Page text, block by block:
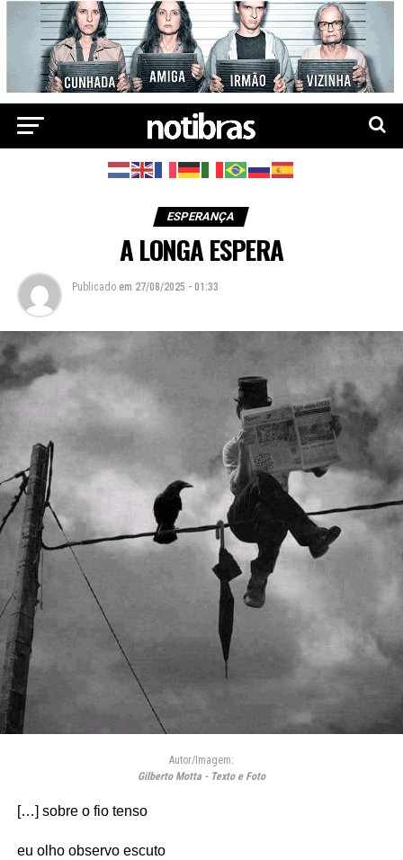
ESPERANÇA
A LONGA ESPERA
Publicado em 27/08/2025 - 01:33
Autor/Imagem:
Gilberto Motta - Texto e Foto
[…] sobre o fio tenso
eu olho observo escuto